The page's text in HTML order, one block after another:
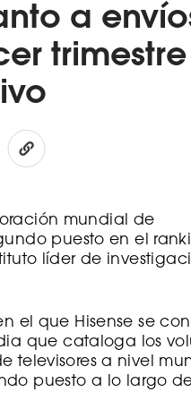
a
trimestre
mundial de
puesto en el
líder de
el que Hisense se
que cataloga los
televisores a nivel
puesto a lo largo